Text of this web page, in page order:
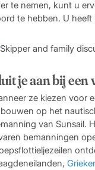
te nemen, kunt u
te hebben. U
je aan bij een
ze kiezen voor
op het
van Sunsail.
bemanningen
Grieke